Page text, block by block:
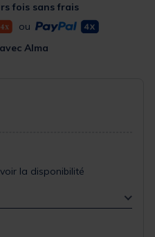
fois sans frais
ou
Alma
la disponibilité